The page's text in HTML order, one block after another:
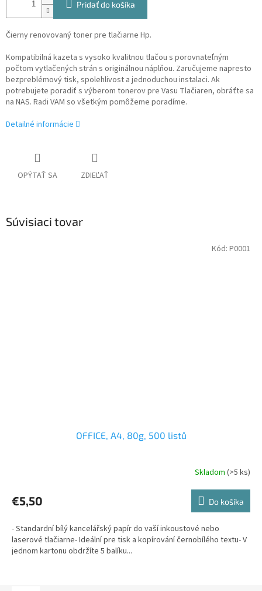
Pridať do košíka
Čierny renovovaný toner pre tlačiarne Hp.
Kompatibilná kazeta s vysoko kvalitnou tlačou s porovnateľným
počtom vytlačených strán s originálnou náplňou. Zaručujeme napresto
bezpreblémový tisk, spolehlivost a jednoduchou instalaci. Ak
potrebujete poradiť s výberom tonerov pre Vasu Tlačiaren, obráťte sa
na NAS. Radi VAM so všetkým pomôžeme poradíme.
Detailné informácie
OPÝTAŤ SA ZDIEĽAŤ
Súvisiaci tovar
OFFICE, A4, 80g, 500 listů
Skladom (>5 ks)
€5,50 Do košíka
- Standardní bílý kancelářský papír do vaší inkoustové nebo
laserové tlačiarne- Ideální pre tisk a kopírování černobílého textu- V
jednom kartonu obdržíte 5 balíku...
Kód: P0001